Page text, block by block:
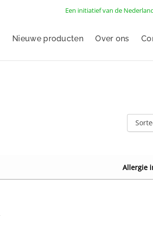
Een initiatief van de
Nieuwe producten Over ons
Allergie